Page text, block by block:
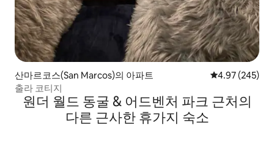
산마르코스(San Marcos)의 아파트 평점 4.97점(5
4.97 (245)
출라 코티지
원더 월드 동굴 & 어드벤처 파크 근처의
다른 근사한 휴가지 숙소